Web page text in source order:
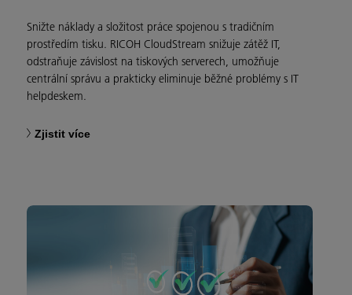
Snižte náklady a složitost práce spojenou s tradičním
prostředím tisku. RICOH CloudStream snižuje zátěž IT,
odstraňuje závislost na tiskových serverech, umožňuje
centrální správu a prakticky eliminuje běžné problémy s IT
helpdeskem.
Zjistit více